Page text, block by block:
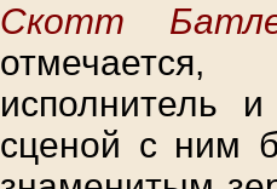
Скотт
исполнитель
сценой с ним